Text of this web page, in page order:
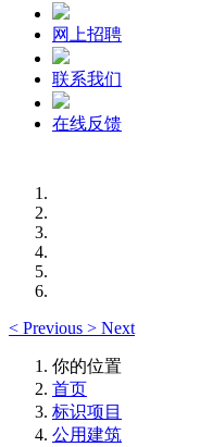
网上招聘
联系我们
在线反馈
< Previous > Next
你的位置
首页
标识项目
公用建筑